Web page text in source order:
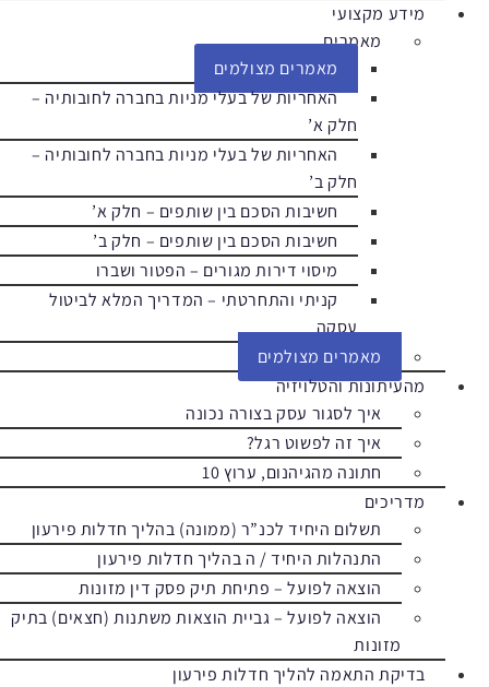
מידע מקצועי
מאמרים
מאמרים מצולמים
האחריות של בעלי מניות בחברה לחובותיה –
חלק א’
האחריות של בעלי מניות בחברה לחובותיה –
חלק ב’
חשיבות הסכם בין שותפים – חלק א’
חשיבות הסכם בין שותפים – חלק ב’
מיסוי דירות מגורים – הפטור ושברו
קניתי והתחרטתי – המדריך המלא לביטול
עסקה
מאמרים מצולמים
מהעיתונות והטלויזיה
איך לסגור עסק בצורה נכונה
איך זה לפשוט רגל?
חתונה מהגיהנום, ערוץ 10
מדריכים
תשלום היחיד לכנ”ר (ממונה) בהליך חדלות פירעון
התנהלות היחיד / ה בהליך חדלות פירעון
הוצאה לפועל – פתיחת תיק פסק דין מזונות
הוצאה לפועל – גביית הוצאות משתנות (חצאים) בתיק
מזונות
בדיקת התאמה להליך חדלות פירעון